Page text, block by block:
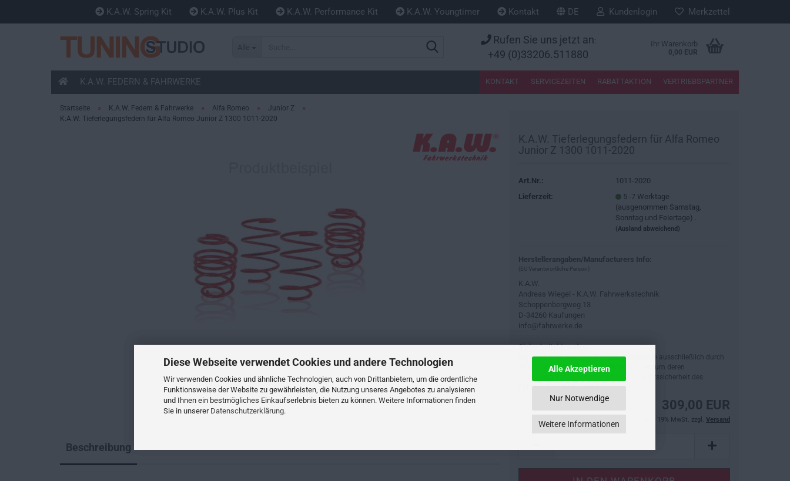
Diese Webseite verwendet Cookies und andere Technologien
Wir verwenden Cookies und ähnliche Technologien, auch von Drittanbietern, um die ordentliche
Funktionsweise der Website zu gewährleisten, die Nutzung unseres Angebotes zu analysieren
und Ihnen ein bestmögliches Einkaufserlebnis bieten zu können. Weitere Informationen finden
Sie in unserer Datenschutzerklärung.
Alle Akzeptieren
Nur Notwendige
Weitere Informationen
K.A.W. Spring Kit K.A.W. Plus Kit K.A.W. Performance Kit K.A.W. Youngtimer Kontakt DE Kundenlogin Merkzettel
Rufen Sie uns jetzt an:
+49 (0)33206.511880
Ihr Warenkorb
0,00 EUR
K.A.W. FEDERN & FAHRWERKE KONTAKT SERVICEZEITEN RABATTAKTION VERTRIEBSPARTNER
Startseite » K.A.W. Federn & Fahrwerke » Alfa Romeo » Junior Z »
K.A.W. Tieferlegungsfedern für Alfa Romeo Junior Z 1300 1011-2020
K.A.W. Tieferlegungsfedern für Alfa Romeo
Junior Z 1300 1011-2020
Art.Nr.:
1011-2020
Lieferzeit:
5 -7 Werktage
(ausgenommen Samstag,
Sonntag und Feiertage) .
(Ausland abweichend)
Herstellerangaben/Manufacturers Info:
(EU Verantwortliche Person)
K.A.W.
Andreas Wiegel - K.A.W. Fahrwerkstechnik
Schoppenbergweg 13
D-34260 Kaufungen
info@fahrwerke.de
Sicherheitshinweise:
Bitte beachten Sie, dass Fahrzeugersatzteile ausschließlich durch
eine Fachwerkstatt verbaut werden sollten, um deren
ordnungsgemäße Funktion und die Verkehrssicherheit des
309,00 EUR
inkl. 19% MwSt. zzgl. Versand
Beschreibung